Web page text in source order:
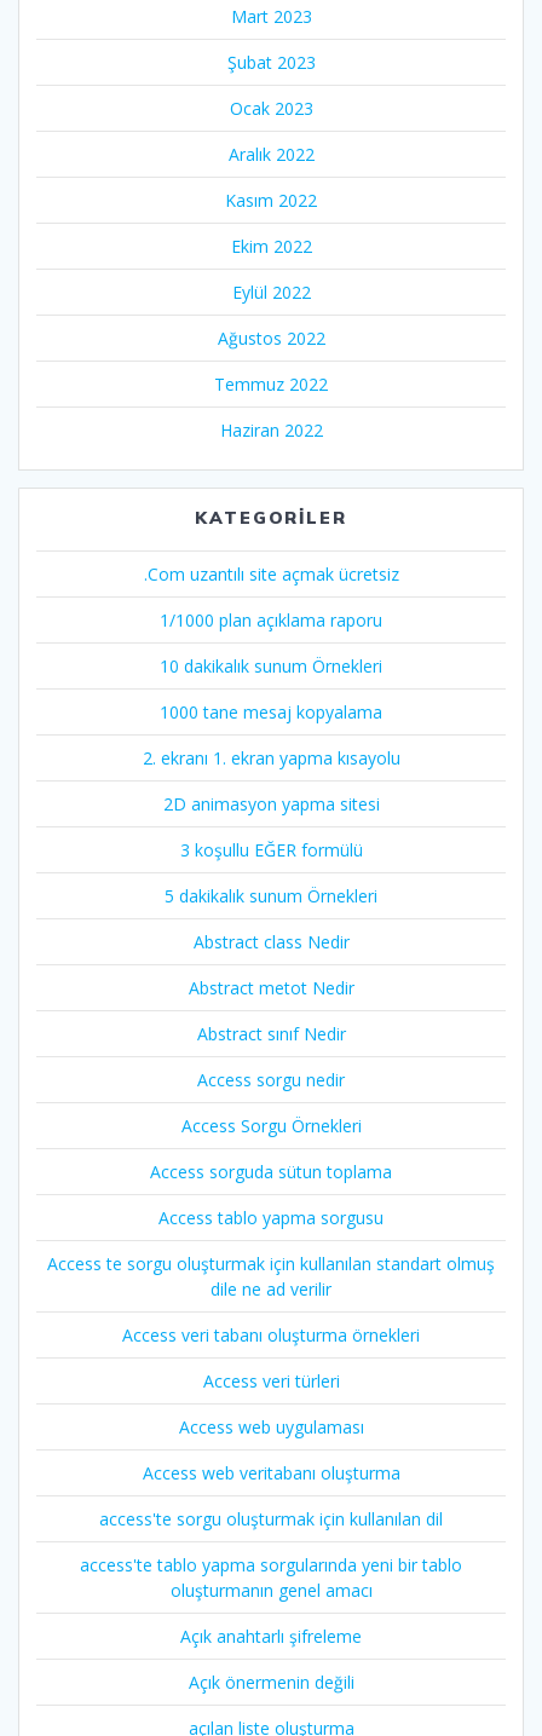
Mart 2023
Şubat 2023
Ocak 2023
Aralık 2022
Kasım 2022
Ekim 2022
Eylül 2022
Ağustos 2022
Temmuz 2022
Haziran 2022
KATEGORILER
.Com uzantılı site açmak ücretsiz
1/1000 plan açıklama raporu
10 dakikalık sunum Örnekleri
1000 tane mesaj kopyalama
2. ekranı 1. ekran yapma kısayolu
2D animasyon yapma sitesi
3 koşullu EĞER formülü
5 dakikalık sunum Örnekleri
Abstract class Nedir
Abstract metot Nedir
Abstract sınıf Nedir
Access sorgu nedir
Access Sorgu Örnekleri
Access sorguda sütun toplama
Access tablo yapma sorgusu
Access te sorgu oluşturmak için kullanılan standart olmuş
dile ne ad verilir
Access veri tabanı oluşturma örnekleri
Access veri türleri
Access web uygulaması
Access web veritabanı oluşturma
access'te sorgu oluşturmak için kullanılan dil
access'te tablo yapma sorgularında yeni bir tablo
oluşturmanın genel amacı
Açık anahtarlı şifreleme
Açık önermenin değili
açılan liste oluşturma